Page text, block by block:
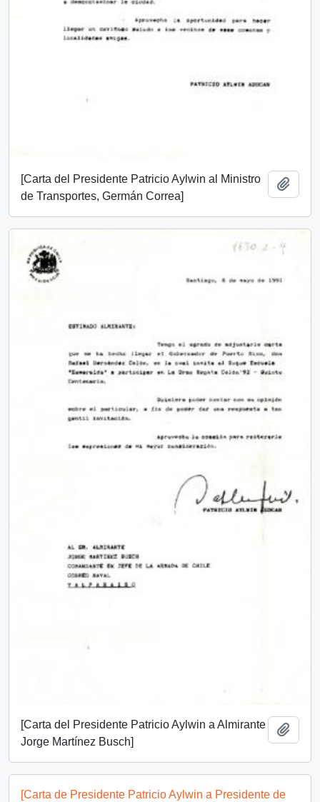
[Carta del Presidente Patricio Aylwin al Ministro
de Transportes, Germán Correa]
[Carta del Presidente Patricio Aylwin a Almirante
Jorge Martínez Busch]
[Carta de Presidente Patricio Aylwin a Presidente de